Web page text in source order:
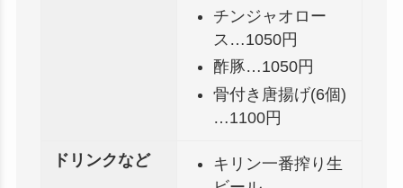
チンジャオロー
ス…1050円
酢豚…1050円
骨付き唐揚げ(6個)
…1100円
ドリンクなど
キリン一番搾り生